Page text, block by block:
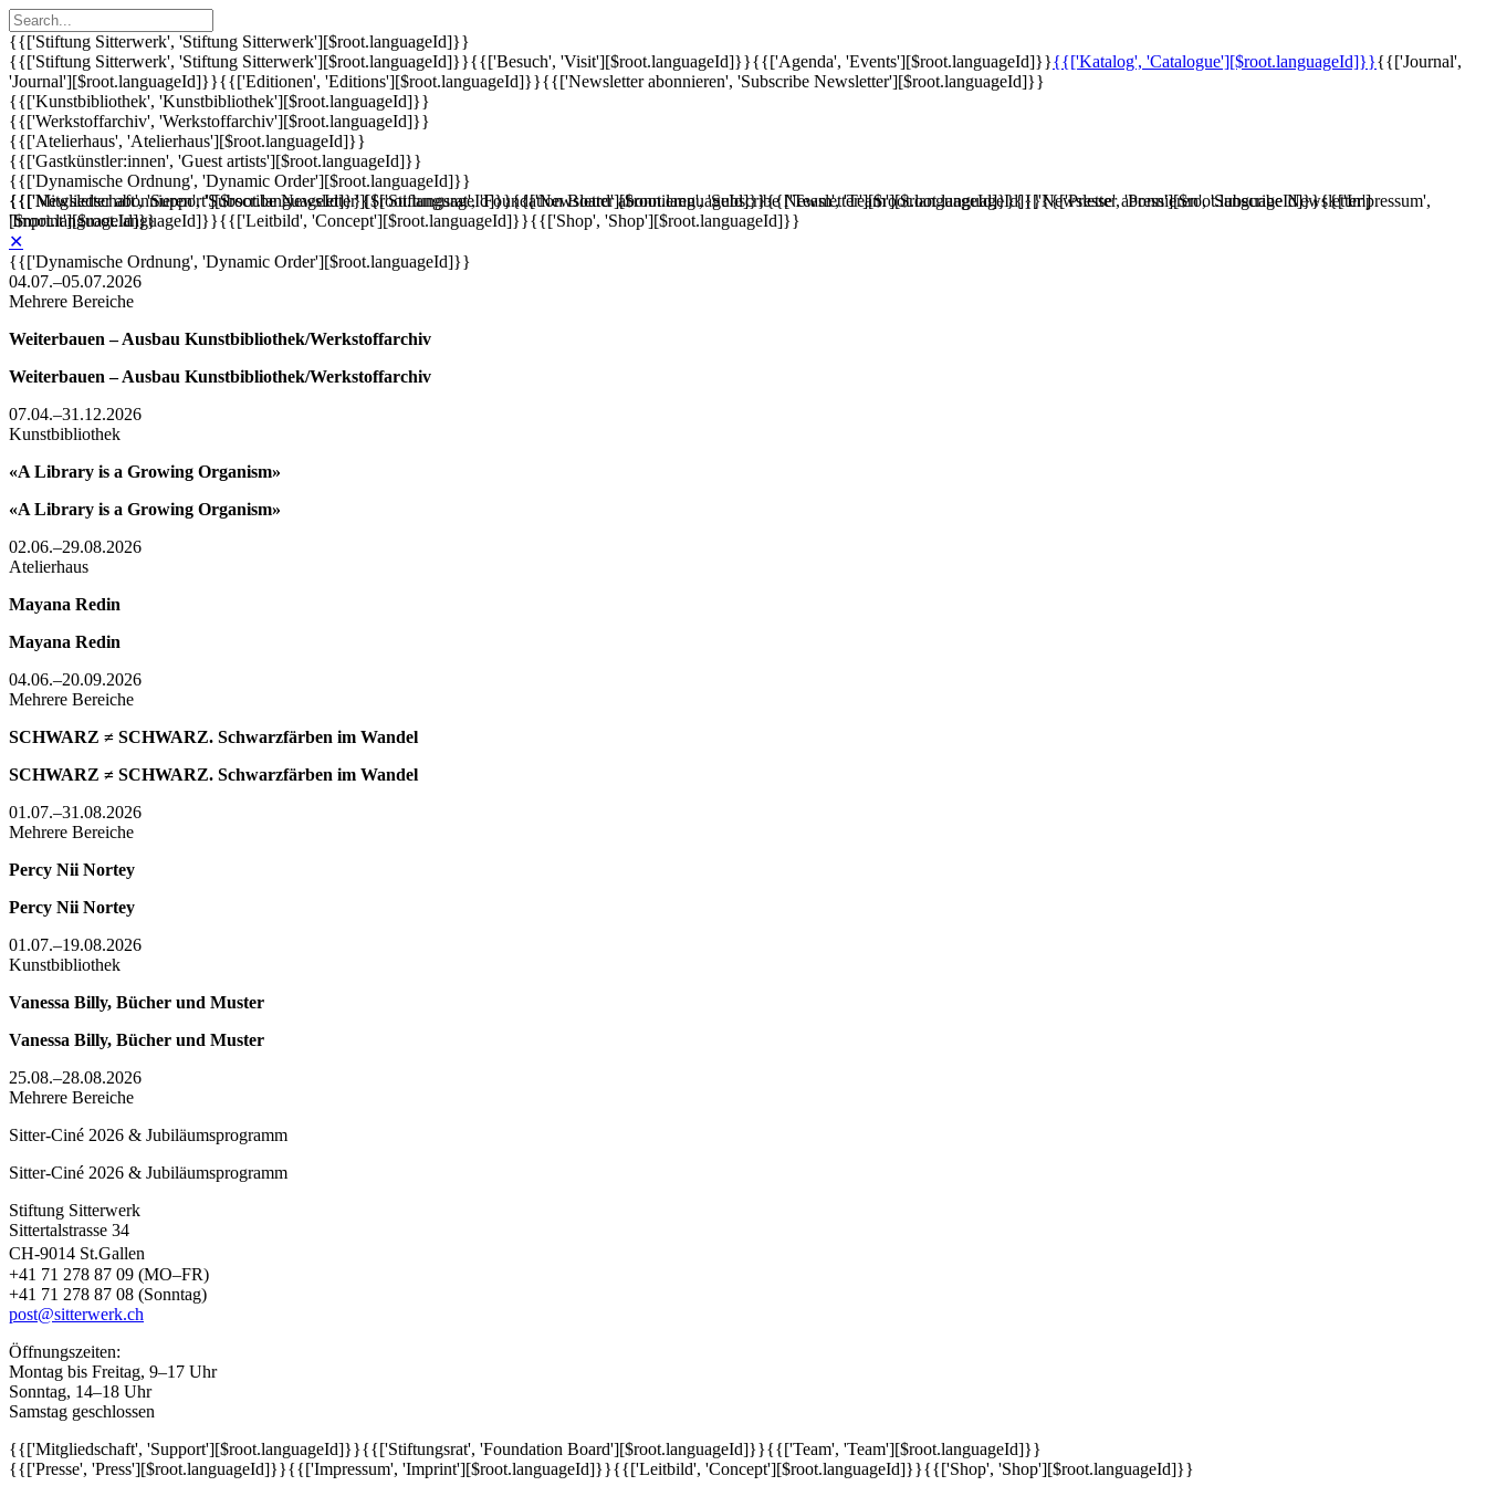
{{['Stiftung Sitterwerk', 'Stiftung Sitterwerk'][$root.languageId]}}
{{['Stiftung Sitterwerk', 'Stiftung Sitterwerk'][$root.languageId]}}{{['Besuch', 'Visit'][$root.languageId]}}{{['Agenda', 'Events'][$root.languageId]}}{{['Katalog', 'Catalogue'][$root.languageId]}}{{['Journal',
'Journal'][$root.languageId]}}{{['Editionen', 'Editions'][$root.languageId]}}{{['Newsletter abonnieren', 'Subscribe Newsletter'][$root.languageId]}}
{{['Kunstbibliothek', 'Kunstbibliothek'][$root.languageId]}}
{{['Werkstoffarchiv', 'Werkstoffarchiv'][$root.languageId]}}
{{['Atelierhaus', 'Atelierhaus'][$root.languageId]}}
{{['Gastkünstler:innen', 'Guest artists'][$root.languageId]}}
{{['Dynamische Ordnung', 'Dynamic Order'][$root.languageId]}}
{{['Mitgliedschaft', 'Support'][$root.languageId]}}{{['Stiftungsrat', 'Foundation Board'][$root.languageId]}}{{['Team', 'Team'][$root.languageId]}}{{['Presse', 'Press'][$root.languageId]}}{{['Impressum',
'Imprint'][$root.languageId]}}{{['Leitbild', 'Concept'][$root.languageId]}}{{['Shop', 'Shop'][$root.languageId]}}
{{['Newsletter abonnieren', 'Subscribe Newsletter'][$root.languageId]}}{{['Newsletter abonnieren', 'Subscribe Newsletter'][$root.languageId]}}{{['Newsletter abonnieren', 'Subscribe Newsletter']
[$root.languageId]}}
✕
{{['Dynamische Ordnung', 'Dynamic Order'][$root.languageId]}}
04.07.–05.07.2026
Mehrere Bereiche
Weiterbauen – Ausbau Kunstbibliothek/Werkstoffarchiv
Weiterbauen – Ausbau Kunstbibliothek/Werkstoffarchiv
07.04.–31.12.2026
Kunstbibliothek
«A Library is a Growing Organism»
«A Library is a Growing Organism»
02.06.–29.08.2026
Atelierhaus
Mayana Redin
Mayana Redin
04.06.–20.09.2026
Mehrere Bereiche
SCHWARZ ≠ SCHWARZ. Schwarzfärben im Wandel
SCHWARZ ≠ SCHWARZ. Schwarzfärben im Wandel
01.07.–31.08.2026
Mehrere Bereiche
Percy Nii Nortey
Percy Nii Nortey
01.07.–19.08.2026
Kunstbibliothek
Vanessa Billy, Bücher und Muster
Vanessa Billy, Bücher und Muster
25.08.–28.08.2026
Mehrere Bereiche
Sitter-Ciné 2026 & Jubiläumsprogramm
Sitter-Ciné 2026 & Jubiläumsprogramm
Stiftung Sitterwerk
Sittertalstrasse 34
CH-9014 St.Gallen
+41 71 278 87 09 (MO–FR)
+41 71 278 87 08 (Sonntag)
post@sitterwerk.ch
Öffnungszeiten:
Montag bis Freitag, 9–17 Uhr
Sonntag, 14–18 Uhr
Samstag geschlossen
{{['Mitgliedschaft', 'Support'][$root.languageId]}}{{['Stiftungsrat', 'Foundation Board'][$root.languageId]}}{{['Team', 'Team'][$root.languageId]}}
{{['Presse', 'Press'][$root.languageId]}}{{['Impressum', 'Imprint'][$root.languageId]}}{{['Leitbild', 'Concept'][$root.languageId]}}{{['Shop', 'Shop'][$root.languageId]}}